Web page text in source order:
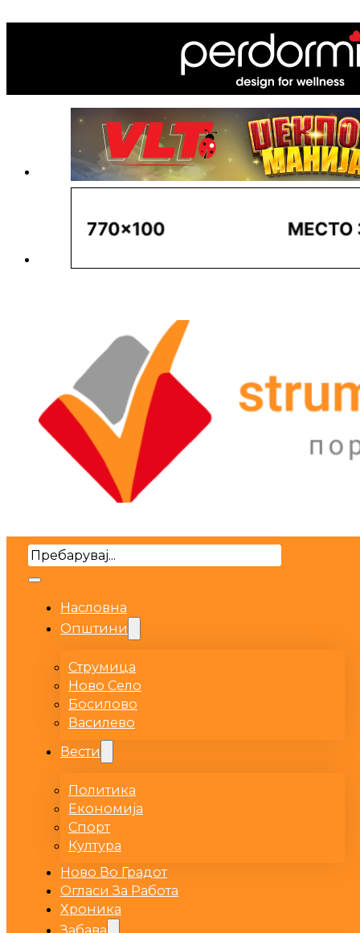
Search
Насловна
Општини
Струмица
Ново Село
Босилово
Василево
Вести
Политика
Економија
Спорт
Култура
Ново Во Градот
Огласи За Работа
Хроника
Забава